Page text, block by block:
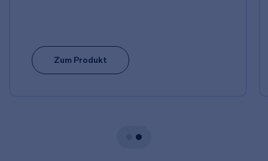
Zum Produkt